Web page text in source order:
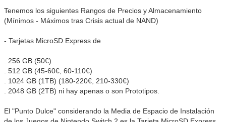
Tenemos los siguientes Rangos de Precios y Almacenamiento
(Mínimos - Máximos tras Crisis actual de NAND)
- Tarjetas MicroSD Express de
. 256 GB (50€)
. 512 GB (45-60€, 60-110€)
. 1024 GB (1TB) (180-220€, 210-330€)
. 2048 GB (2TB) ni hay apenas o son Prototipos.
El "Punto Dulce" considerando la Media de Espacio de Instalación